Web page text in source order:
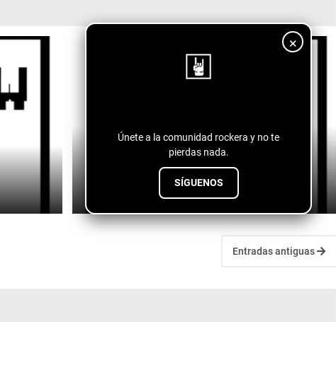
×
Únete a la comunidad rockera y no te
pierdas nada.
SÍGUENOS
M4TR - In It To Win It (AJ Solaris World Cup
Extended Remix)
July 10, 2026
Entradas antiguas